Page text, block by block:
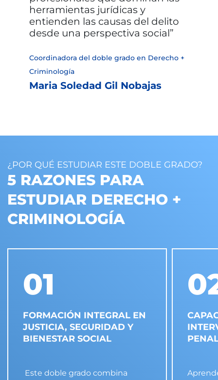
herramientas jurídicas y
entienden las causas del delito
desde una perspectiva social
Coordinadora del doble grado en Derecho +
Criminología
Maria Soledad Gil Nobajas
¿POR QUÉ ESTUDIAR ESTE DOBLE GRADO?
5 RAZONES PARA
ESTUDIAR DERECHO +
CRIMINOLOGÍA
01
FORMACIÓN INTEGRAL EN
JUSTICIA, SEGURIDAD Y
BIENESTAR SOCIAL
Este doble grado combina